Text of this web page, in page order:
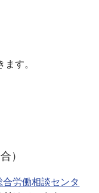
す。
）
労働相談センタ